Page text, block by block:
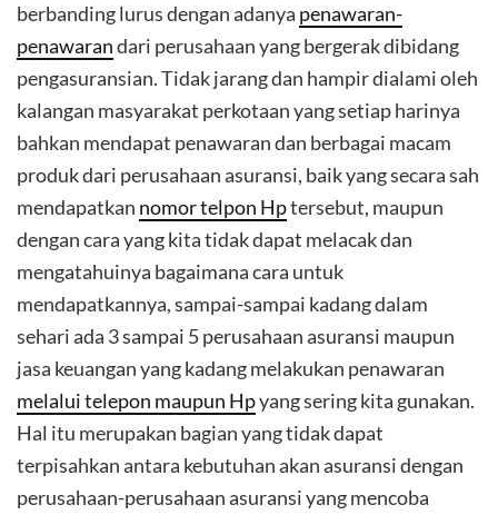
berbanding lurus dengan adanya penawaran-
penawarandari perusahaan yang bergerak dibidang
pengasuransian. Tidak jarang dan hampir dialami oleh
kalangan masyarakat perkotaan yang setiap harinya
bahkan mendapat penawaran dan berbagai macam
produk dari perusahaan asuransi, baik yang secara sah
mendapatkan nomor telpon Hptersebut, maupun
dengan cara yang kita tidak dapat melacak dan
mengatahuinya bagaimana cara untuk
mendapatkannya, sampai-sampai kadang dalam
sehari ada 3 sampai 5 perusahaan asuransi maupun
jasa keuangan yang kadang melakukan penawaran
melalui telepon maupun Hpyang sering kita gunakan.
Hal itu merupakan bagian yang tidak dapat
terpisahkan antara kebutuhan akan asuransi dengan
perusahaan-perusahaan asuransi yang mencoba